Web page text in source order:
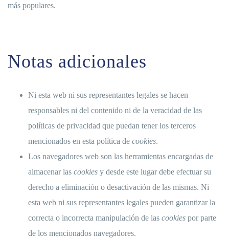
más populares.
Notas adicionales
Ni esta web ni sus representantes legales se hacen
responsables ni del contenido ni de la veracidad de las
políticas de privacidad que puedan tener los terceros
mencionados en esta política de cookies.
Los navegadores web son las herramientas encargadas de
almacenar las cookies y desde este lugar debe efectuar su
derecho a eliminación o desactivación de las mismas. Ni
esta web ni sus representantes legales pueden garantizar la
correcta o incorrecta manipulación de las cookies por parte
de los mencionados navegadores.